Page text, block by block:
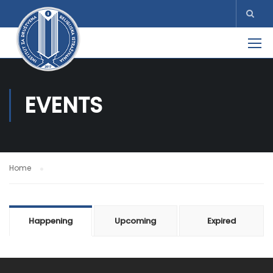
EVENTS
Home
Happening Upcoming Expired